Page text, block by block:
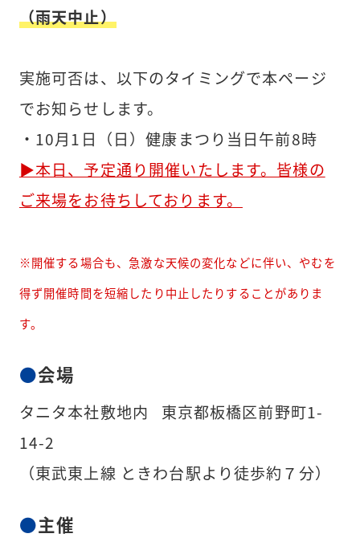
（雨天中止）
実施可否は、以下のタイミングで本ページ
でお知らせします。
・10月1日（日）健康まつり当日午前8時
▶本日、予定通り開催いたします。皆様の
ご来場をお待ちしております。
※開催する場合も、急激な天候の変化などに伴い、やむを
得ず開催時間を短縮したり中止したりすることがありま
す。
会場
タニタ本社敷地内 東京都板橋区前野町1-
14-2
（東武東上線 ときわ台駅より徒歩約７分）
主催